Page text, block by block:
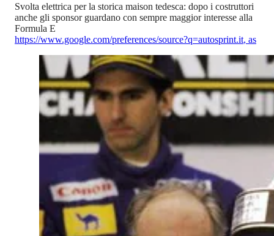
Svolta elettrica per la storica maison tedesca: dopo i costruttori
anche gli sponsor guardano con sempre maggior interesse alla
Formula E
https://www.google.com/preferences/source?q=autosprint.it, as